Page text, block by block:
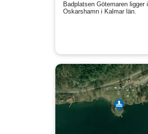
Badplatsen Götemaren ligger i
Oskarshamn i Kalmar län.